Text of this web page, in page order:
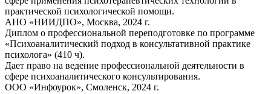
практической психологической помощи.
АНО «НИИДПО», Москва, 2024 г.
Диплом о профессиональной переподготовке по программе
«Психоаналитический подход в консультативной практике
психолога» (410 ч).
Дает право на ведение профессиональной деятельности в
сфере психоаналитического консультирования.
ООО «Инфоурок», Смоленск, 2024 г.